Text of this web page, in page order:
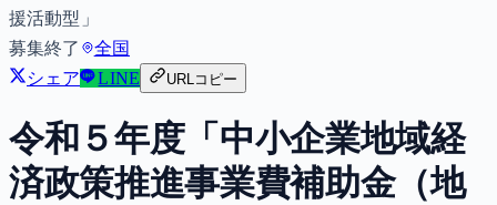
援活動型」
募集終了
全国
シェア
LINE URLコピー
令和５年度「中小企業地域経
済政策推進事業費補助金（地